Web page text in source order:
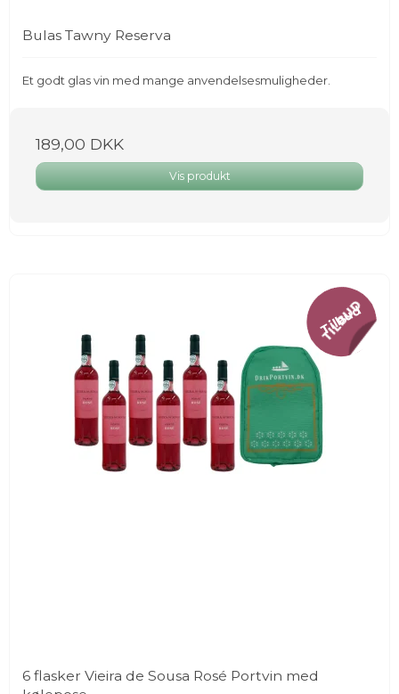
Bulas Tawny Reserva
Et godt glas vin med mange anvendelsesmuligheder.
189,00 DKK
Vis produkt
Tilbud
6 flasker Vieira de Sousa Rosé Portvin med